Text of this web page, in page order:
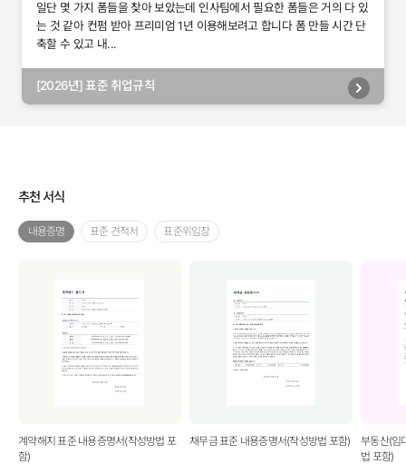
일단 몇 가지 폼들을 찾아 보았는데 인사팀에서 필요한 폼들은 거의 다 있
는 것 같아 컨펌 받아 프리미엄 1년 이용해보려고 합니다 폼 만들 시간 단
축할 수 있고 내...
[2026년] 표준 취업규칙
추천 서식
내용증명 표준 견적서 표준위임장
계약해지 표준 내용증명서(작성방법 포
함)
채무금 표준 내용증명서(작성방법 포함)
부동산(임
법 포함)